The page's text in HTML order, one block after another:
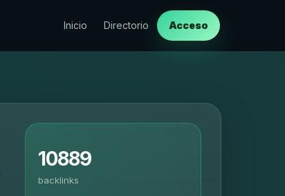
Inicio Directorio Acceso
10889
backlinks